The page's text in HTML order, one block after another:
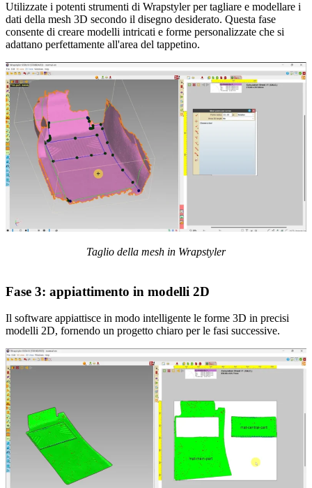
Utilizzate i potenti strumenti di Wrapstyler per tagliare e modellare i
dati della mesh 3D secondo il disegno desiderato. Questa fase
consente di creare modelli intricati e forme personalizzate che si
adattano perfettamente all'area del tappetino.
Taglio della mesh in Wrapstyler
Fase 3: appiattimento in modelli 2D
Il software appiattisce in modo intelligente le forme 3D in precisi
modelli 2D, fornendo un progetto chiaro per le fasi successive.